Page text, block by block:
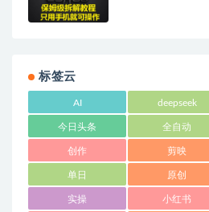
标签云
AI deepseek
今日头条 全自动
创作 剪映
单日 原创
实操 小红书